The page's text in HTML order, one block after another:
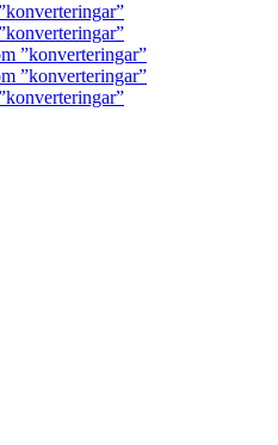
”konverteringar”
”konverteringar”